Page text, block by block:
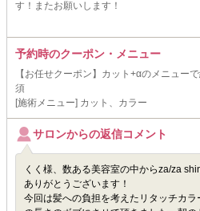
す！またお願いします！
予約時のクーポン・メニュー
【お任せクーポン】カット+αのメニュー
須
[施術メニュー] カット、カラー
サロンからの返信コメント
くく様、数ある美容室の中からza/za
ありがとうございます！
今回は髪への負担を考えたリタッチカ